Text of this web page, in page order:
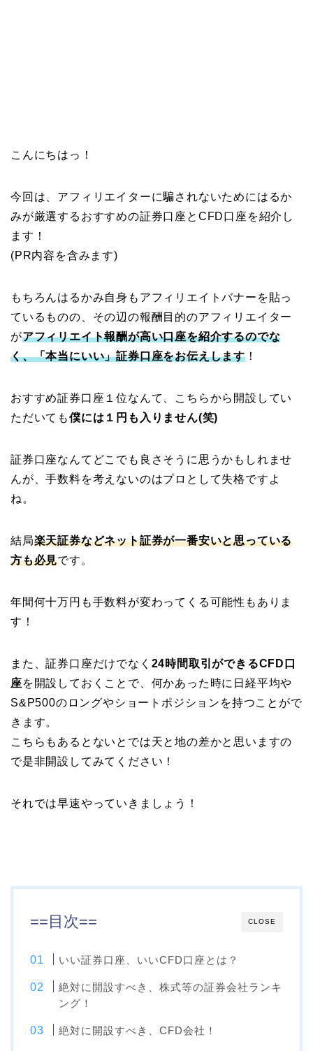
こんにちはっ！
今回は、アフィリエイターに騙されないためにはるか
みが厳選するおすすめの証券口座とCFD口座を紹介し
ます！
(PR内容を含みます)
もちろんはるかみ自身もアフィリエイトバナーを貼っ
ているものの、その辺の報酬目的のアフィリエイター
がアフィリエイト報酬が高い口座を紹介するのでな
く、「本当にいい」証券口座をお伝えします ！
おすすめ証券口座１位なんて、こちらから開設してい
ただいても僕には１円も入りません(笑)
証券口座なんてどこでも良さそうに思うかもしれませ
んが、手数料を考えないのはプロとして失格ですよ
ね。
結局楽天証券などネット証券が一番安いと思っている
方も必見です。
年間何十万円も手数料が変わってくる可能性もありま
す！
また、証券口座だけでなく 24時間取引ができるCFD口
座を開設しておくことで、何かあった時に日経平均や
S&P500のロングやショートポジションを持つことがで
きます。
こちらもあるとないとでは天と地の差かと思いますの
で是非開設してみてください！
それでは早速やっていきましょう！
CLOSE
==目次==
いい証券口座、いいCFD口座とは？
絶対に開設すべき、株式等の証券会社ランキ
ング！
絶対に開設すべき、CFD会社！